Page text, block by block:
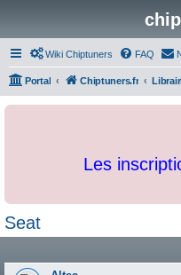
Wiki Chiptuners FAQ
Portal Chiptuners.fr
Les
Seat